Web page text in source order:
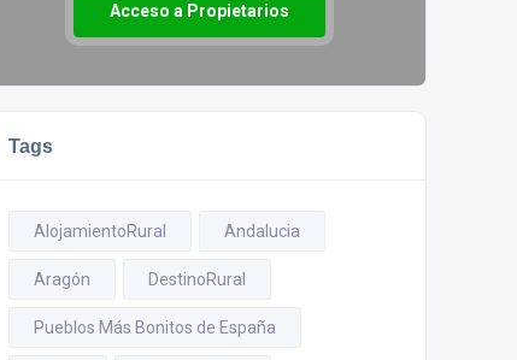
Acceso a Propietarios
Tags
AlojamientoRural Andalucia
Aragón DestinoRural
Pueblos Más Bonitos de España